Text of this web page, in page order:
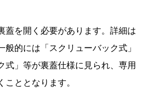
蓋を開く必要があります。詳細は
般的には「スクリューバック式」
式」等が裏蓋仕様に見られ、専用
ととなります。